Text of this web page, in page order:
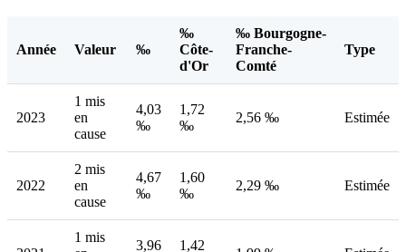
Année Valeur ‰
‰
Côte-
d'Or
‰ Bourgogne-
Franche-
Comté
Type
2023
1 mis
en
cause
4,03
‰
1,72
‰
2,56 ‰ Estimée
2022
2 mis
en
cause
4,67
‰
1,60
‰
2,29 ‰ Estimée
1 mis
3,96
1,42